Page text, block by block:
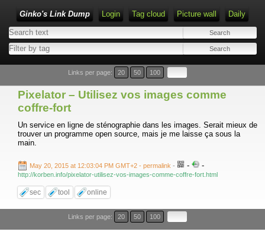
Ginko's Link Dump Login Tag cloud Picture wall Daily
Type 1 or more characters for results.
Links per page: 20 50 100
Pixelator – Utilisez vos images comme
coffre-fort
Un service en ligne de sténographie dans les images. Serait mieux de
trouver un programme open source, mais je me laisse ça sous la
main.
May 20, 2015 at 12:03:04 PM GMT+2 - permalink - - -
http://korben.info/pixelator-utilisez-vos-images-comme-coffre-fort.html
sec tool online
Links per page: 20 50 100